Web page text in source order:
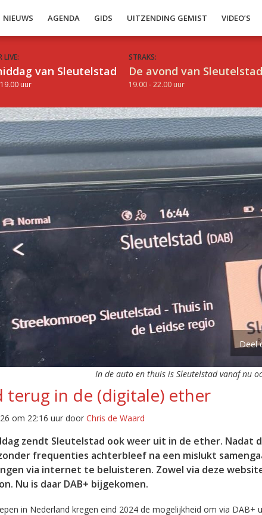
NIEUWS AGENDA GIDS UITZENDING GEMIST VIDEO’S
LIVE:
van Sleutelstad
uur
STRAKS:
De avond van Sleutelstad
19.00 - 22.00 uur
Deel
In de auto en thuis is Sleutelstad vanaf nu
terug in de (digitale) ether
om 22:16 uur door Chris de Waard
zendt Sleutelstad ook weer uit in de ether. Nadat
frequenties achterbleef na een mislukt
via internet te beluisteren. Zowel via deze
Nu is daar DAB+ bijgekomen.
in Nederland kregen eind 2024 de mogelijkheid om via DAB+